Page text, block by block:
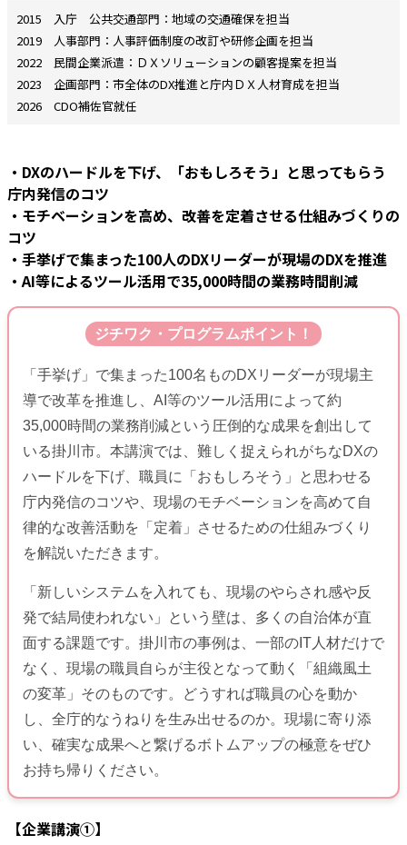
2015 入庁 公共交通部門：地域の交通確保を担当
2019 人事部門：人事評価制度の改訂や研修企画を担当
2022 民間企業派遣：ＤＸソリューションの顧客提案を担当
2023 企画部門：市全体のDX推進と庁内ＤＸ人材育成を担当
2026 CDO補佐官就任
・DXのハードルを下げ、「おもしろそう」と思ってもらう
庁内発信のコツ
・モチベーションを高め、改善を定着させる仕組みづくりの
コツ
・手挙げで集まった100人のDXリーダーが現場のDXを推進
・AI等によるツール活用で35,000時間の業務時間削減
ジチワク・プログラムポイント！
「手挙げ」で集まった100名ものDXリーダーが現場主
導で改革を推進し、AI等のツール活用によって約
35,000時間の業務削減という圧倒的な成果を創出して
いる掛川市。本講演では、難しく捉えられがちなDXの
ハードルを下げ、職員に「おもしろそう」と思わせる
庁内発信のコツや、現場のモチベーションを高めて自
律的な改善活動を「定着」させるための仕組みづくり
を解説いただきます。
「新しいシステムを入れても、現場のやらされ感や反
発で結局使われない」という壁は、多くの自治体が直
面する課題です。掛川市の事例は、一部のIT人材だけで
なく、現場の職員自らが主役となって動く「組織風土
の変革」そのものです。どうすれば職員の心を動か
し、全庁的なうねりを生み出せるのか。現場に寄り添
い、確実な成果へと繋げるボトムアップの極意をぜひ
お持ち帰りください。
【企業講演①】